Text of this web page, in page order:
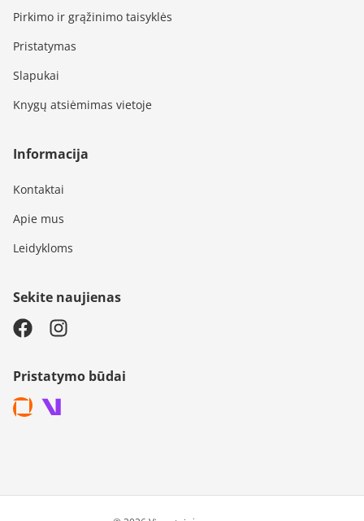
Pirkimo ir grąžinimo taisyklės
Pristatymas
Slapukai
Knygų atsiėmimas vietoje
Informacija
Kontaktai
Apie mus
Leidykloms
Sekite naujienas
Pristatymo būdai